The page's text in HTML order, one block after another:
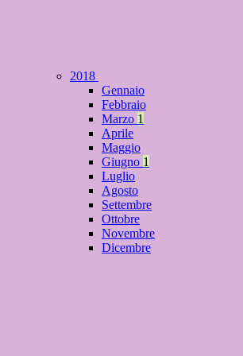
2018
Gennaio
Febbraio
Marzo 1
Aprile
Maggio
Giugno 1
Luglio
Agosto
Settembre
Ottobre
Novembre
Dicembre